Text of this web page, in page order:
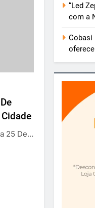
25 De…
“Led
com a
Cobasi